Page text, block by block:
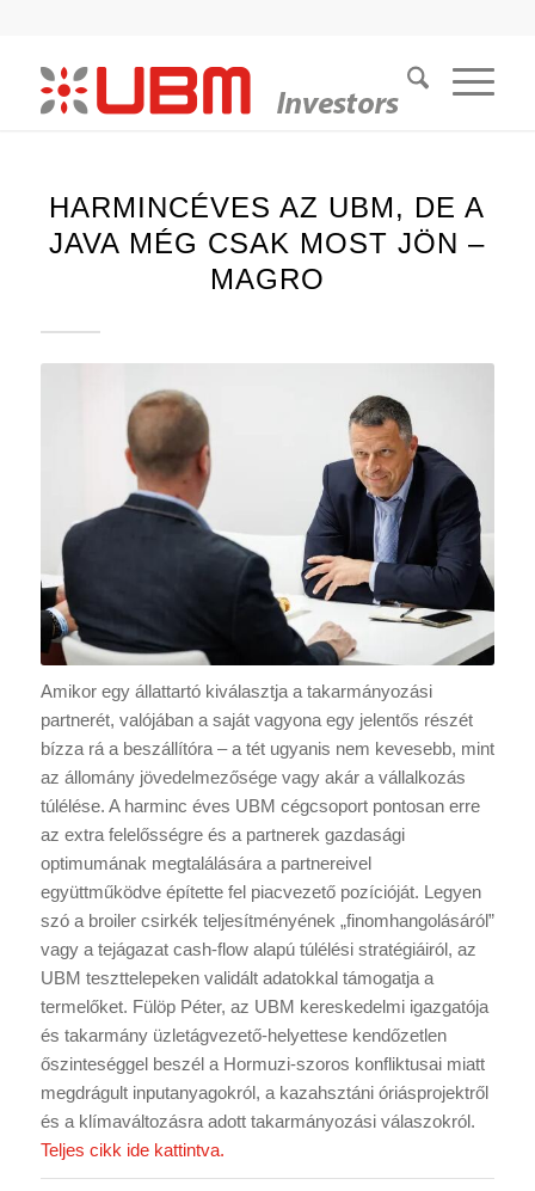
HARMINCÉVES AZ UBM, DE A
JAVA MÉG CSAK MOST JÖN –
MAGRO
Amikor egy állattartó kiválasztja a takarmányozási
partnerét, valójában a saját vagyona egy jelentős részét
bízza rá a beszállítóra – a tét ugyanis nem kevesebb, mint
az állomány jövedelmezősége vagy akár a vállalkozás
túlélése. A harminc éves UBM cégcsoport pontosan erre
az extra felelősségre és a partnerek gazdasági
optimumának megtalálására a partnereivel
együttműködve építette fel piacvezető pozícióját. Legyen
szó a broiler csirkék teljesítményének „finomhangolásáról”
vagy a tejágazat cash-flow alapú túlélési stratégiáiról, az
UBM teszttelepeken validált adatokkal támogatja a
termelőket. Fülöp Péter, az UBM kereskedelmi igazgatója
és takarmány üzletágvezető-helyettese kendőzetlen
őszinteséggel beszél a Hormuzi-szoros konfliktusai miatt
megdrágult inputanyagokról, a kazahsztáni óriásprojektről
és a klímaváltozásra adott takarmányozási válaszokról.
Teljes cikk ide kattintva.